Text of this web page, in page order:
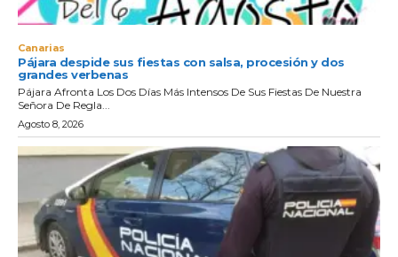
Canarias
Pájara despide sus fiestas con salsa, procesión y dos
grandes verbenas
Pájara Afronta Los Dos Días Más Intensos De Sus Fiestas De Nuestra
Señora De Regla...
Agosto 8, 2026